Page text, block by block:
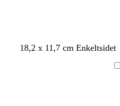
18,2 x 11,7 cm Enkeltsidet